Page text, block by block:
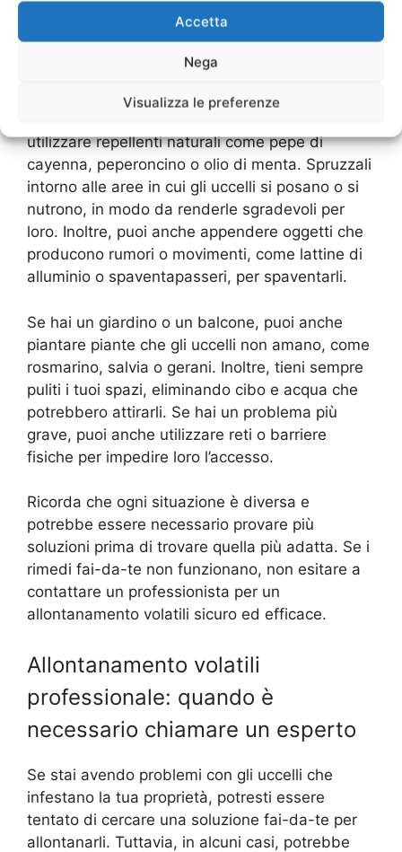
Accetta
Nega
Visualizza le preferenze
modo efficace per allontanarli. Se non vuoi
utilizzare prodotti chimici o servizi professionali,
lontani gli uccelli in modo naturale.
utilizzare repellenti naturali come pepe di
cayenna, peperoncino o olio di menta. Spruzzali
intorno alle aree in cui gli uccelli si posano o si
nutrono, in modo da renderle sgradevoli per
loro. Inoltre, puoi anche appendere oggetti che
producono rumori o movimenti, come lattine di
alluminio o spaventapasseri, per spaventarli.
Se hai un giardino o un balcone, puoi anche
piantare piante che gli uccelli non amano, come
rosmarino, salvia o gerani. Inoltre, tieni sempre
puliti i tuoi spazi, eliminando cibo e acqua che
potrebbero attirarli. Se hai un problema più
grave, puoi anche utilizzare reti o barriere
fisiche per impedire loro l’accesso.
Ricorda che ogni situazione è diversa e
potrebbe essere necessario provare più
soluzioni prima di trovare quella più adatta. Se i
rimedi fai-da-te non funzionano, non esitare a
contattare un professionista per un
allontanamento volatili sicuro ed efficace.
Allontanamento volatili
professionale: quando è
necessario chiamare un esperto
Se stai avendo problemi con gli uccelli che
infestano la tua proprietà, potresti essere
tentato di cercare una soluzione fai-da-te per
allontanarli. Tuttavia, in alcuni casi, potrebbe